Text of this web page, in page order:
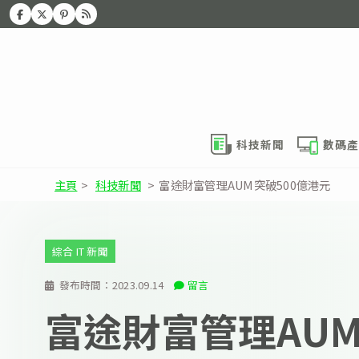
科技新聞 數碼
主頁 > 科技新聞 > 富途財富管理AUM突破500億港元
發布時間： 2023.09.14 留言
綜合 IT 新聞
富途財富管理